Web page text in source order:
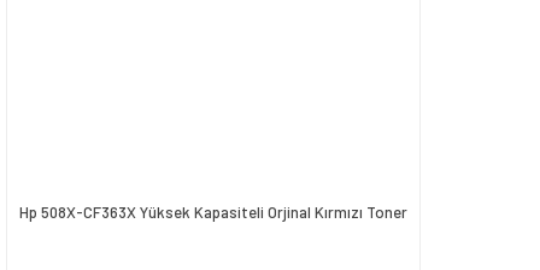
Hp 508X-CF363X Yüksek Kapasiteli Orjinal Kırmızı Toner